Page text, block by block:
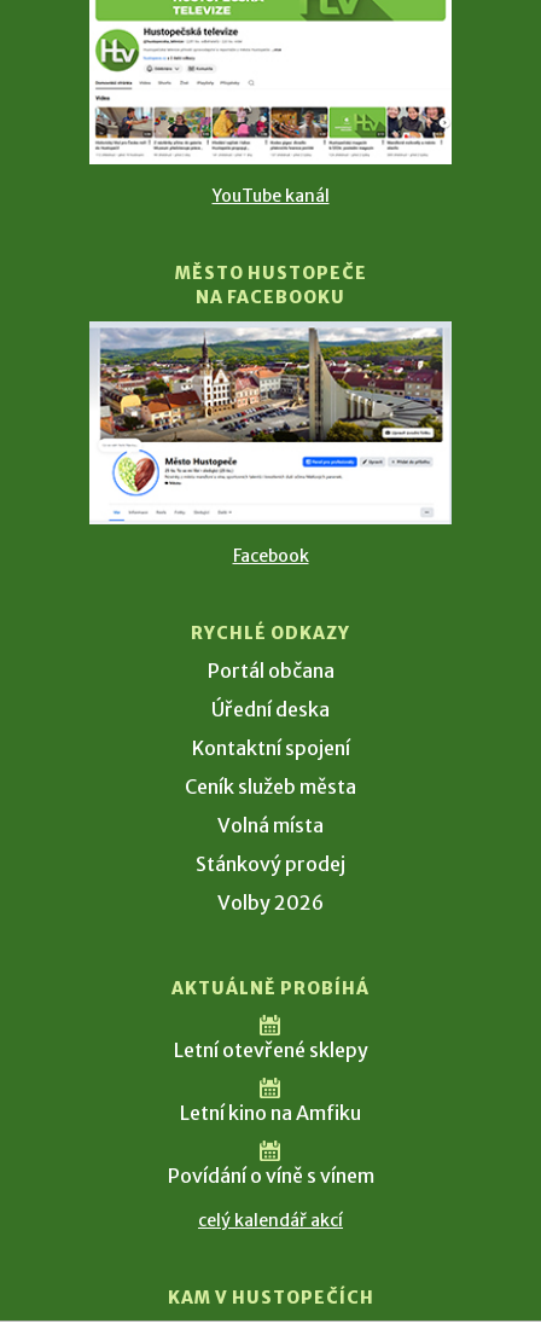
YouTube kanál
MĚSTO HUSTOPEČE
NA FACEBOOKU
Facebook
RYCHLÉ ODKAZY
Portál občana
Úřední deska
Kontaktní spojení
Ceník služeb města
Volná místa
Stánkový prodej
Volby 2026
AKTUÁLNĚ PROBÍHÁ
Letní otevřené sklepy
Letní kino na Amfiku
Povídání o víně s vínem
celý kalendář akcí
KAM V HUSTOPEČÍCH